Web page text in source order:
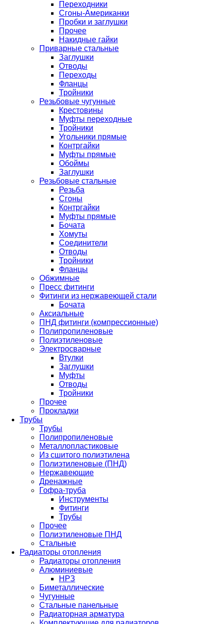
Переходники
Сгоны-Американки
Пробки и заглушки
Прочее
Накидные гайки
Приварные стальные
Заглушки
Отводы
Переходы
Фланцы
Тройники
Резьбовые чугунные
Крестовины
Муфты переходные
Тройники
Угольники прямые
Контргайки
Муфты прямые
Обоймы
Заглушки
Резьбовые стальные
Резьба
Сгоны
Контргайки
Муфты прямые
Бочата
Хомуты
Соединители
Отводы
Тройники
Фланцы
Обжимные
Пресс фитинги
Фитинги из нержавеющей стали
Бочата
Аксиальные
ПНД фитинги (компрессионные)
Полипропиленовые
Полиэтиленовые
Электросварные
Втулки
Заглушки
Муфты
Отводы
Тройники
Прочее
Прокладки
Трубы
Трубы
Полипропиленовые
Металлопластиковые
Из сшитого полиэтилена
Полиэтиленовые (ПНД)
Нержавеющие
Дренажные
Гофра-труба
Инструменты
Фитинги
Трубы
Прочее
Полиэтиленовые ПНД
Стальные
Радиаторы отопления
Радиаторы отопления
Алюминиевые
НРЗ
Биметаллические
Чугунные
Стальные панельные
Радиаторная арматура